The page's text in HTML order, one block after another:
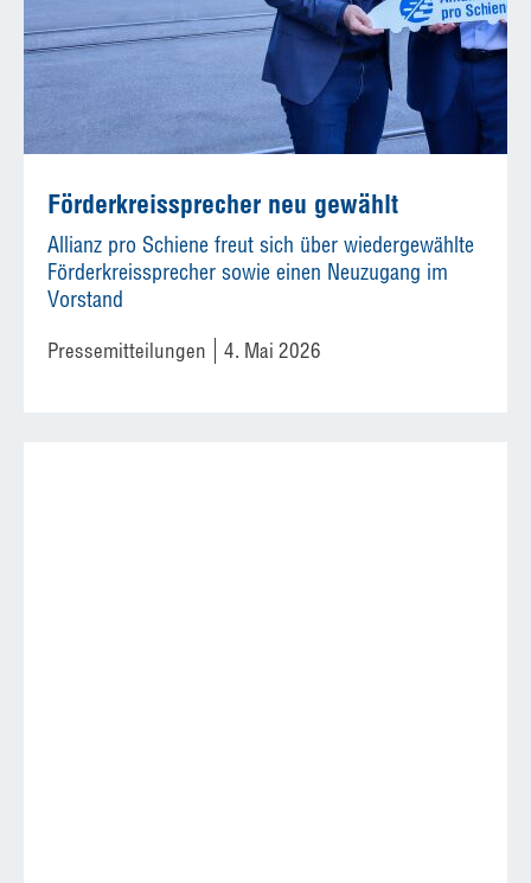
Förderkreissprecher neu gewählt
Allianz pro Schiene freut sich über wiedergewählte
Förderkreissprecher sowie einen Neuzugang im
Vorstand
Pressemitteilungen 4. Mai 2026